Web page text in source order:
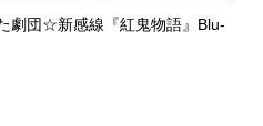
劇団☆新感線『紅鬼物語』Blu-